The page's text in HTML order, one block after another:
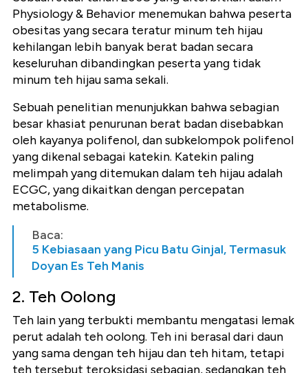
Physiology & Behavior menemukan bahwa peserta
obesitas yang secara teratur minum teh hijau
kehilangan lebih banyak berat badan secara
keseluruhan dibandingkan peserta yang tidak
minum teh hijau sama sekali.
Sebuah penelitian menunjukkan bahwa sebagian
besar khasiat penurunan berat badan disebabkan
oleh kayanya polifenol, dan subkelompok polifenol
yang dikenal sebagai katekin. Katekin paling
melimpah yang ditemukan dalam teh hijau adalah
ECGC, yang dikaitkan dengan percepatan
metabolisme.
Baca:
5 Kebiasaan yang Picu Batu Ginjal, Termasuk
Doyan Es Teh Manis
2. Teh Oolong
Teh lain yang terbukti membantu mengatasi lemak
perut adalah teh oolong. Teh ini berasal dari daun
yang sama dengan teh hijau dan teh hitam, tetapi
teh tersebut teroksidasi sebagian, sedangkan teh